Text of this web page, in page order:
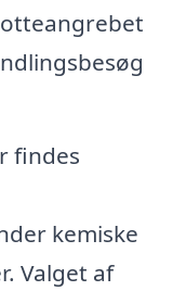
findes
kemiske
Valget af